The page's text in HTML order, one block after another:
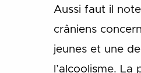
Aussi faut il
crâniens
jeunes et une
l’alcoolisme. La